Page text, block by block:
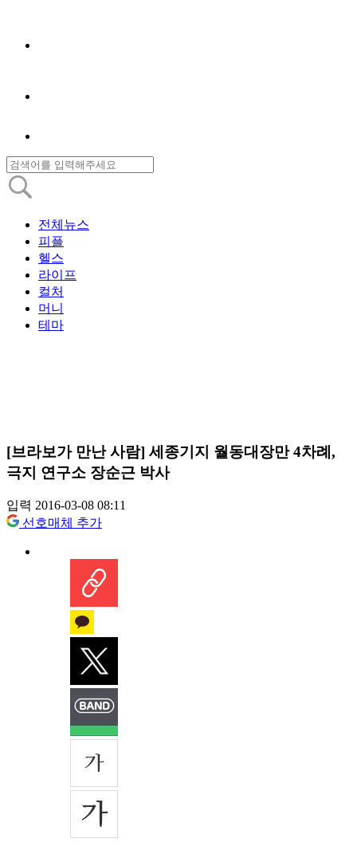
전체뉴스
피플
헬스
라이프
컬처
머니
테마
[브라보가 만난 사람] 세종기지 월동대장만 4차례,
극지 연구소 장순근 박사
입력 2016-03-08 08:11
선호매체 추가